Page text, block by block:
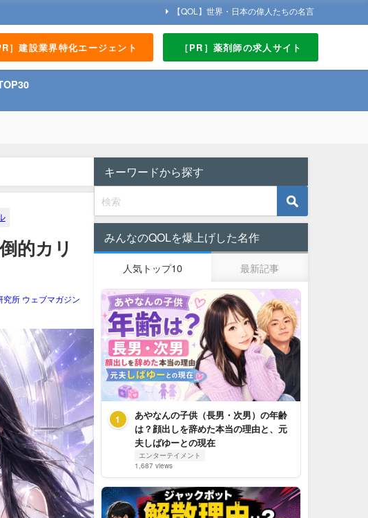
【QOL】世界・日本の偉人たちの名言
］建設業界特化エージェント ［PR］薬剤師の求人サイト
的カリ
究所 ウェブマガジン
キーワードから探す
みんなのQOLを爆上げした名作
人気トップ10 最新記事
1
あやなんの子供（長男・次男）の年齢
は？顔出しを辞めた本当の理由と、元
夫しばゆーとの現在
エンターテイメント
1,687 views